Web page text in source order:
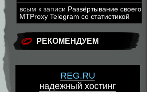
всым к записи Развёртывание своего
MTProxy Telegram со статистикой
РЕКОМЕНДУЕМ
REG.RU
надежный хостинг